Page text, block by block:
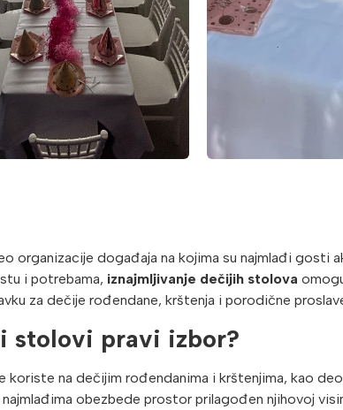
organizacije događaja na kojima su najmlađi gosti
i potrebama, iznajmljivanje dečijih stolova
za dečije rođendane, krštenja i porodične
stolovi pravi izbor?
koriste na dečijim rođendanima i krštenjima, kao
najmlađima obezbede prostor prilagođen njihovoj